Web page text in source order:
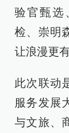
验官甄选
检、崇明
让浪漫更
此次联动
服务发展
与文旅、